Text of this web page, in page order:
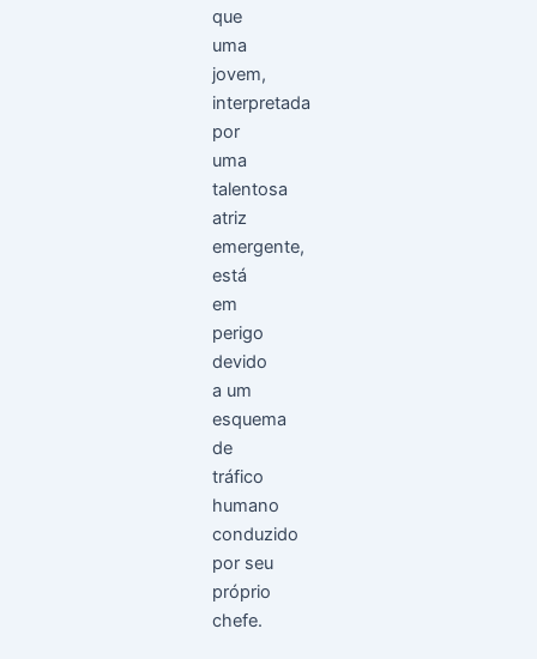
que
uma
jovem,
interpretada
por
uma
talentosa
atriz
emergente,
está
em
perigo
devido
a um
esquema
de
tráfico
humano
conduzido
por seu
próprio
chefe.